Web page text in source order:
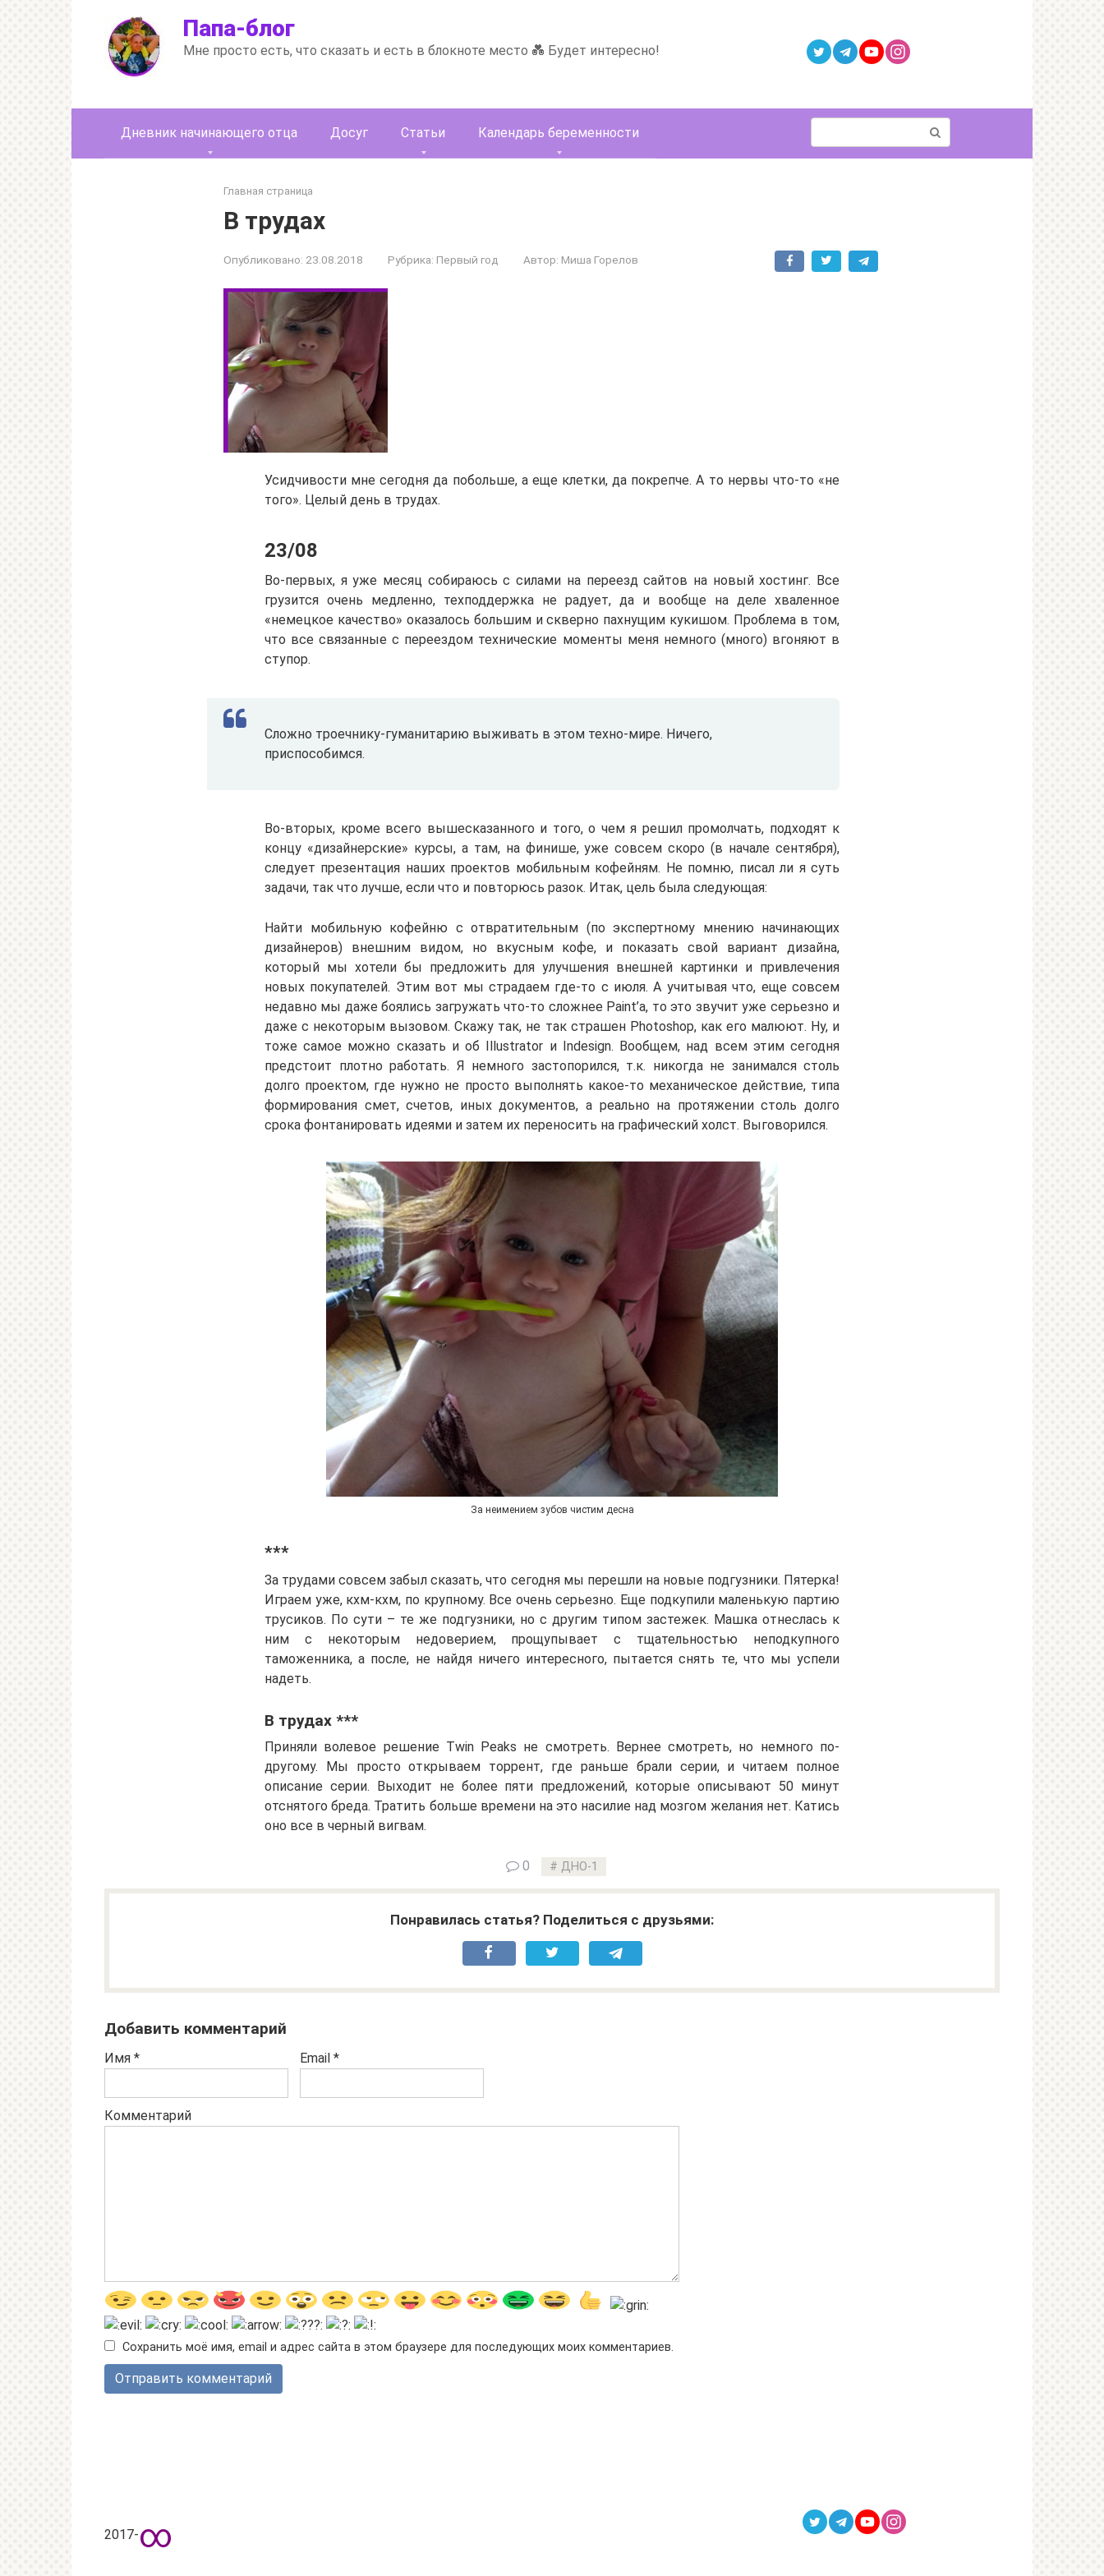
Папа-блог
Мне просто есть, что сказать и есть в блокноте место 💑 Будет интересно!
Дневник начинающего отца Досуг Статьи Календарь беременности
Главная страница
В трудах
Опубликовано: 23.08.2018 Рубрика: Первый год Автор: Миша Горелов
Усидчивости мне сегодня да побольше, а еще клетки, да покрепче. А то нервы что-то «не
того». Целый день в трудах.
23/08
Во-первых, я уже месяц собираюсь с силами на переезд сайтов на новый хостинг. Все
грузится очень медленно, техподдержка не радует, да и вообще на деле хваленное
«немецкое качество» оказалось большим и скверно пахнущим кукишом. Проблема в том,
что все связанные с переездом технические моменты меня немного (много) вгоняют в
ступор.
Сложно троечнику-гуманитарию выживать в этом техно-мире. Ничего,
приспособимся.
Во-вторых, кроме всего вышесказанного и того, о чем я решил промолчать, подходят к
концу «дизайнерские» курсы, а там, на финише, уже совсем скоро (в начале сентября),
следует презентация наших проектов мобильным кофейням. Не помню, писал ли я суть
задачи, так что лучше, если что и повторюсь разок. Итак, цель была следующая:
Найти мобильную кофейню с отвратительным (по экспертному мнению начинающих
дизайнеров) внешним видом, но вкусным кофе, и показать свой вариант дизайна,
который мы хотели бы предложить для улучшения внешней картинки и привлечения
новых покупателей. Этим вот мы страдаем где-то с июля. А учитывая что, еще совсем
недавно мы даже боялись загружать что-то сложнее Paint’a, то это звучит уже серьезно и
даже с некоторым вызовом. Скажу так, не так страшен Photoshop, как его малюют. Ну, и
тоже самое можно сказать и об Illustrator и Indesign. Вообщем, над всем этим сегодня
предстоит плотно работать. Я немного застопорился, т.к. никогда не занимался столь
долго проектом, где нужно не просто выполнять какое-то механическое действие, типа
формирования смет, счетов, иных документов, а реально на протяжении столь долго
срока фонтанировать идеями и затем их переносить на графический холст. Выговорился.
За неимением зубов чистим десна
***
За трудами совсем забыл сказать, что сегодня мы перешли на новые подгузники. Пятерка!
Играем уже, кхм-кхм, по крупному. Все очень серьезно. Еще подкупили маленькую партию
трусиков. По сути – те же подгузники, но с другим типом застежек. Машка отнеслась к
ним с некоторым недоверием, прощупывает с тщательностью неподкупного
таможенника, а после, не найдя ничего интересного, пытается снять те, что мы успели
надеть.
В трудах ***
Приняли волевое решение Twin Peaks не смотреть. Вернее смотреть, но немного по-
другому. Мы просто открываем торрент, где раньше брали серии, и читаем полное
описание серии. Выходит не более пяти предложений, которые описывают 50 минут
отснятого бреда. Тратить больше времени на это насилие над мозгом желания нет. Катись
оно все в черный вигвам.
0 ДНО-1
Понравилась статья? Поделиться с друзьями:
Добавить комментарий
Имя * Email *
Комментарий
Сохранить моё имя, email и адрес сайта в этом браузере для последующих моих комментариев.
2017-∞